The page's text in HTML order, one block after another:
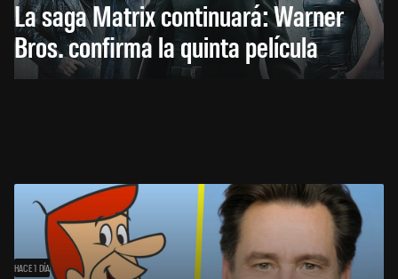
La saga Matrix continuará: Warner
Bros. confirma la quinta película
HACE 1 DÍA